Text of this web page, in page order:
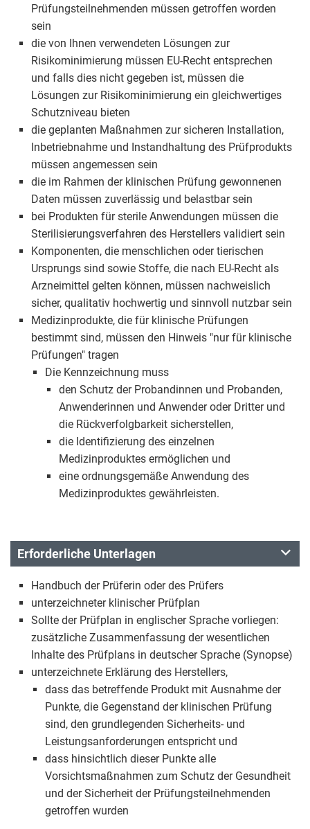
Prüfungsteilnehmenden müssen getroffen worden
sein
die von Ihnen verwendeten Lösungen zur
Risikominimierung müssen EU-Recht entsprechen
und falls dies nicht gegeben ist, müssen die
Lösungen zur Risikominimierung ein gleichwertiges
Schutzniveau bieten
die geplanten Maßnahmen zur sicheren Installation,
Inbetriebnahme und Instandhaltung des Prüfprodukts
müssen angemessen sein
die im Rahmen der klinischen Prüfung gewonnenen
Daten müssen zuverlässig und belastbar sein
bei Produkten für sterile Anwendungen müssen die
Sterilisierungsverfahren des Herstellers validiert sein
Komponenten, die menschlichen oder tierischen
Ursprungs sind sowie Stoffe, die nach EU-Recht als
Arzneimittel gelten können, müssen nachweislich
sicher, qualitativ hochwertig und sinnvoll nutzbar sein
Medizinprodukte, die für klinische Prüfungen
bestimmt sind, müssen den Hinweis "nur für klinische
Prüfungen" tragen
Die Kennzeichnung muss
den Schutz der Probandinnen und Probanden,
Anwenderinnen und Anwender oder Dritter und
die Rückverfolgbarkeit sicherstellen,
die Identifizierung des einzelnen
Medizinproduktes ermöglichen und
eine ordnungsgemäße Anwendung des
Medizinproduktes gewährleisten.
Erforderliche Unterlagen
Handbuch der Prüferin oder des Prüfers
unterzeichneter klinischer Prüfplan
Sollte der Prüfplan in englischer Sprache vorliegen:
zusätzliche Zusammenfassung der wesentlichen
Inhalte des Prüfplans in deutscher Sprache (Synopse)
unterzeichnete Erklärung des Herstellers,
dass das betreffende Produkt mit Ausnahme der
Punkte, die Gegenstand der klinischen Prüfung
sind, den grundlegenden Sicherheits- und
Leistungsanforderungen entspricht und
dass hinsichtlich dieser Punkte alle
Vorsichtsmaßnahmen zum Schutz der Gesundheit
und der Sicherheit der Prüfungsteilnehmenden
getroffen wurden